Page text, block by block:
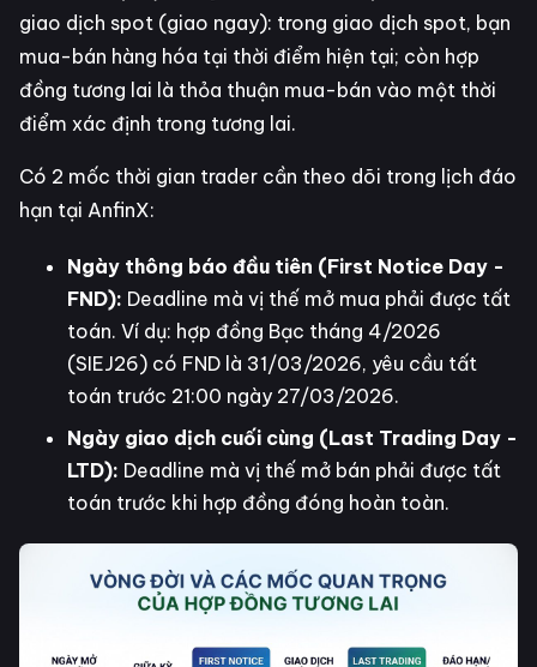
giao dịch spot (giao ngay): trong giao dịch spot, bạn
mua-bán hàng hóa tại thời điểm hiện tại; còn hợp
đồng tương lai là thỏa thuận mua-bán vào một thời
điểm xác định trong tương lai.
Có 2 mốc thời gian trader cần theo dõi trong lịch đáo
hạn tại AnfinX:
Ngày thông báo đầu tiên (First Notice Day -
FND): Deadline mà vị thế mở mua phải được tất
toán. Ví dụ: hợp đồng Bạc tháng 4/2026
(SIEJ26) có FND là 31/03/2026, yêu cầu tất
toán trước 21:00 ngày 27/03/2026.
Ngày giao dịch cuối cùng (Last Trading Day -
LTD): Deadline mà vị thế mở bán phải được tất
toán trước khi hợp đồng đóng hoàn toàn.